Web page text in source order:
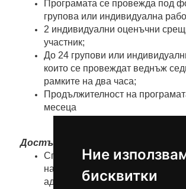
Ние
бисквитки
Програмата се провежда под
групова или индивидуална
2 индивидуални оценъчни
участник;
До 24 групови или
които се провеждат веднъж
рамките на два часа;
Продължителност на
месеца
Достъп и включване в
Специализираната програма за
на домашно насилие се
адрес: гр. Варна, ул. «Синчец»